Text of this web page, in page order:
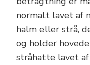
normalt lavet af
halm eller strå,
og holder
stråhatte lavet